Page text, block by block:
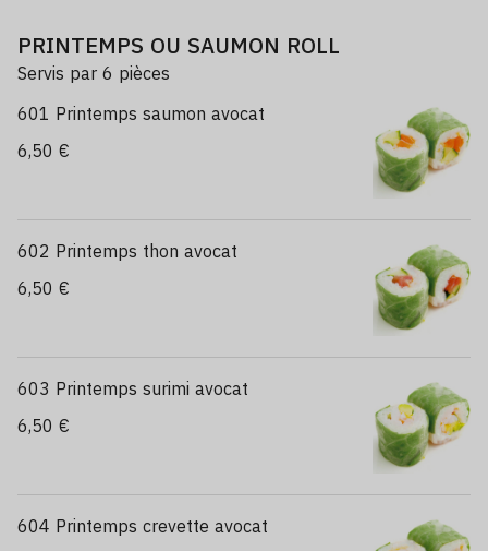
PRINTEMPS OU SAUMON ROLL
Servis par 6 pièces
601 Printemps saumon avocat
6,50 €
602 Printemps thon avocat
6,50 €
603 Printemps surimi avocat
6,50 €
604 Printemps crevette avocat